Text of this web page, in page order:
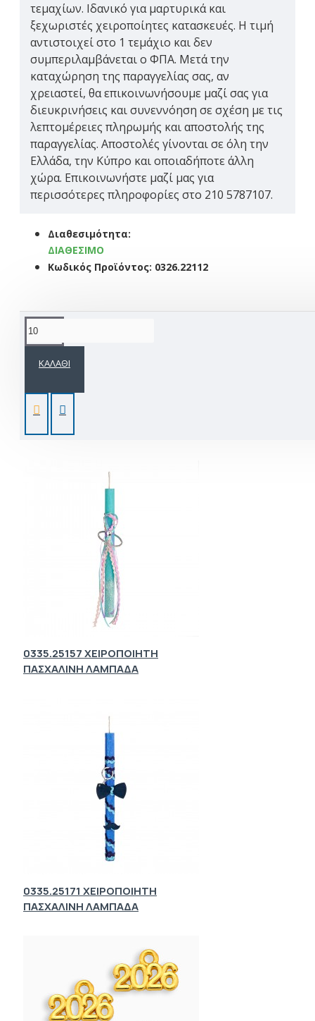
τεμαχίων. Ιδανικό για μαρτυρικά και
ξεχωριστές χειροποίητες κατασκευές. Η τιμή
αντιστοιχεί στο 1 τεμάχιο και δεν
συμπεριλαμβάνεται ο ΦΠΑ. Μετά την
καταχώρηση της παραγγελίας σας, αν
χρειαστεί, θα επικοινωνήσουμε μαζί σας για
διευκρινήσεις και συνεννόηση σε σχέση με τις
λεπτομέρειες πληρωμής και αποστολής της
παραγγελίας. Αποστολές γίνονται σε όλη την
Ελλάδα, την Κύπρο και οποιαδήποτε άλλη
χώρα. Επικοινωνήστε μαζί μας για
περισσότερες πληροφορίες στο 210 5787107.
Διαθεσιμότητα:
ΔΙΑΘΈΣΙΜΟ
Κωδικός Προϊόντος: 0326.22112
ΚΑΛΆΘΙ
Το προϊόν έχει ελάχιστη ποσότητα 10 τεμ.
ΑΠΌ ΤΗΝ ΊΔΙΑ ΚΑΤΗΓΟΡΊΑ
0335.25157 ΧΕΙΡΟΠΟΙΗΤΗ
ΠΑΣΧΑΛΙΝΗ ΛΑΜΠΑΔΑ
0335.25171 ΧΕΙΡΟΠΟΙΗΤΗ
ΠΑΣΧΑΛΙΝΗ ΛΑΜΠΑΔΑ